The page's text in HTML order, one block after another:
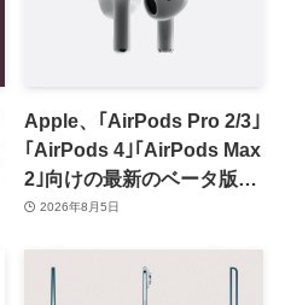
Apple、｢AirPods Pro 2/3｣
｢AirPods 4｣｢AirPods Max
2｣向けの最新のベータ版フ
ァームウェア｢9A5336b｣を
2026年8月5日